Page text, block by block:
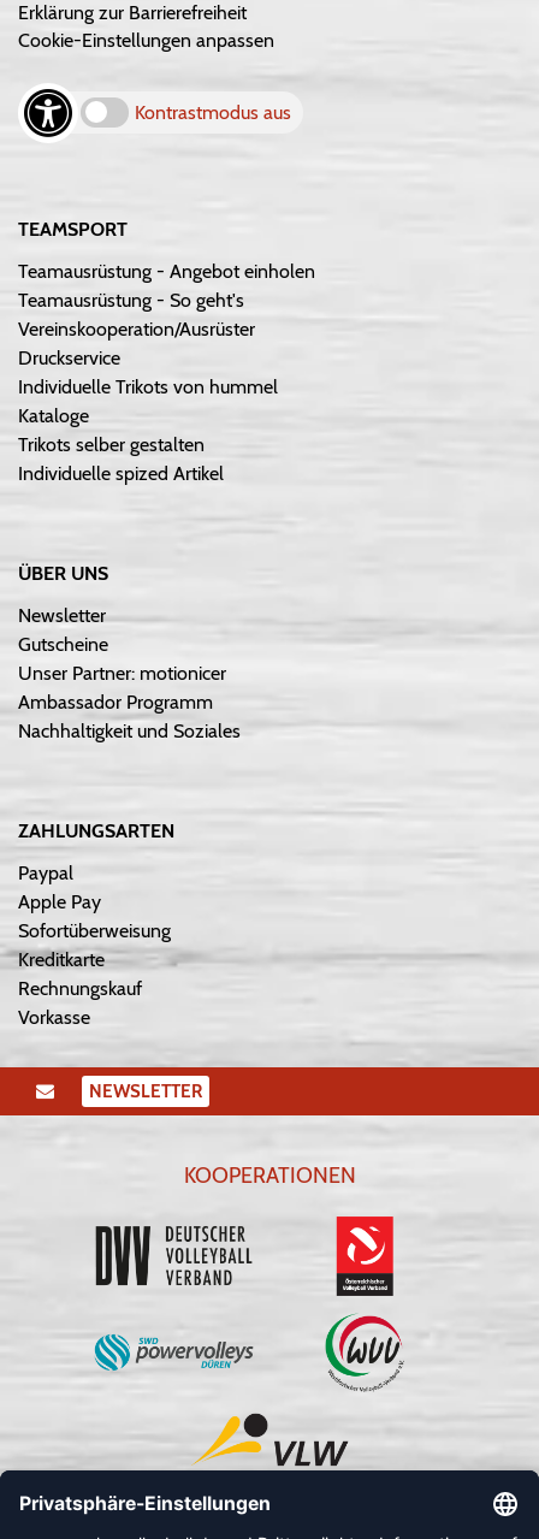
Erklärung zur Barrierefreiheit
Cookie-Einstellungen anpassen
Kontrastmodus aus
TEAMSPORT
Teamausrüstung - Angebot einholen
Teamausrüstung - So geht's
Vereinskooperation/Ausrüster
Druckservice
Individuelle Trikots von hummel
Kataloge
Trikots selber gestalten
Individuelle spized Artikel
ÜBER UNS
Newsletter
Gutscheine
Unser Partner: motionicer
Ambassador Programm
Nachhaltigkeit und Soziales
ZAHLUNGSARTEN
Paypal
Apple Pay
Sofortüberweisung
Kreditkarte
Rechnungskauf
Vorkasse
NEWSLETTER
KOOPERATIONEN